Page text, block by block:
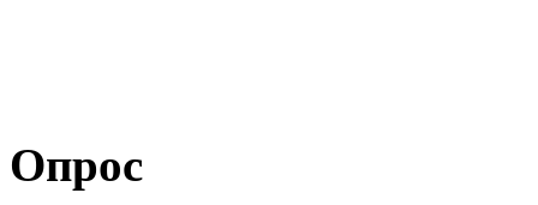
Опрос